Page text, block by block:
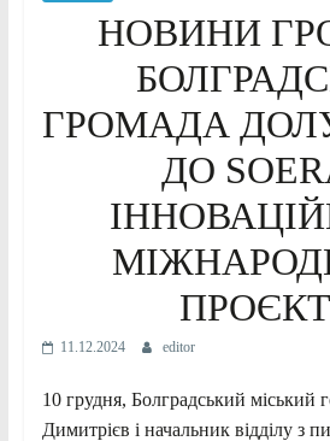
НОВИНИ
ГРОМАДА
ДО
11.12.2024 editor
10 грудня, Болградський міський
Димитрієв і начальник відділу з